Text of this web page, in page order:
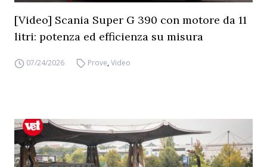
[Video] Scania Super G 390 con motore da 11
litri: potenza ed efficienza su misura
07/24/2026 Prove,Video